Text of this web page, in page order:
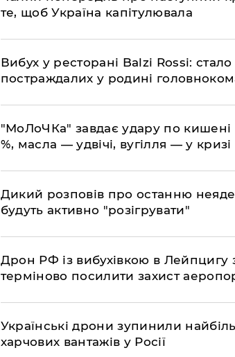
те, щоб Україна капітулювала
​Вибух у ресторані Balzi Rossi:
постраждалих у родині
​"МоЛоЧКа" завдає удару по кишені
%, масла — удвічі, вугілля — у кризі
​Дикий розповів про останню
будуть активно "розігрувати"
​Дрон РФ із вибухівкою в Лейпцигу
терміново посилити захист
​Українські дрони зупинили
харчових вантажів у Росії